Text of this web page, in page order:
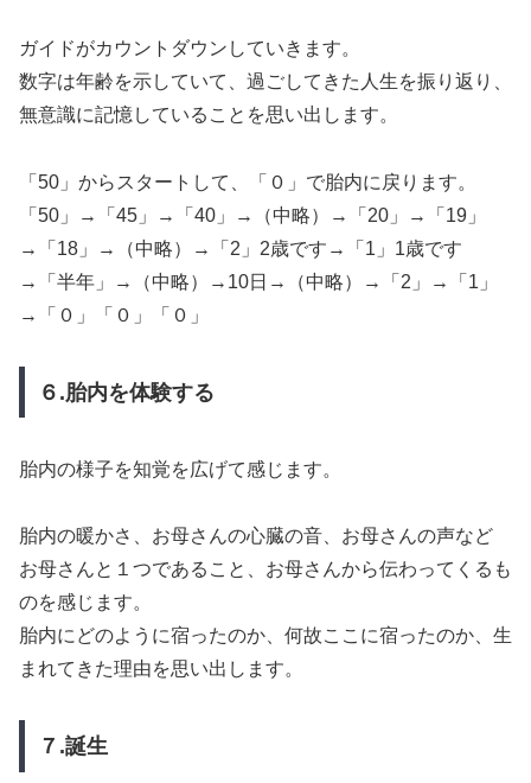
ガイドがカウントダウンしていきます。
数字は年齢を示していて、過ごしてきた人生を振り返り、
無意識に記憶していることを思い出します。
「50」からスタートして、「０」で胎内に戻ります。
「50」→「45」→「40」→（中略）→「20」→「19」
→「18」→（中略）→「2」2歳です→「1」1歳です
→「半年」→（中略）→10日→（中略）→「2」→「1」
→「０」「０」「０」
６.胎内を体験する
胎内の様子を知覚を広げて感じます。
胎内の暖かさ、お母さんの心臓の音、お母さんの声など
お母さんと１つであること、お母さんから伝わってくるも
のを感じます。
胎内にどのように宿ったのか、何故ここに宿ったのか、生
まれてきた理由を思い出します。
７.誕生